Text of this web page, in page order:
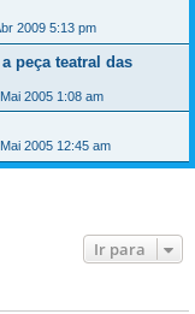
2009 5:13 pm
peça teatral das
2005 1:08 am
2005 12:45 am
Ir para